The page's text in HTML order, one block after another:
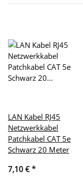
LAN Kabel RJ45
Netzwerkkabel
Patchkabel CAT 5e
Schwarz 20 Meter
7,10 €*